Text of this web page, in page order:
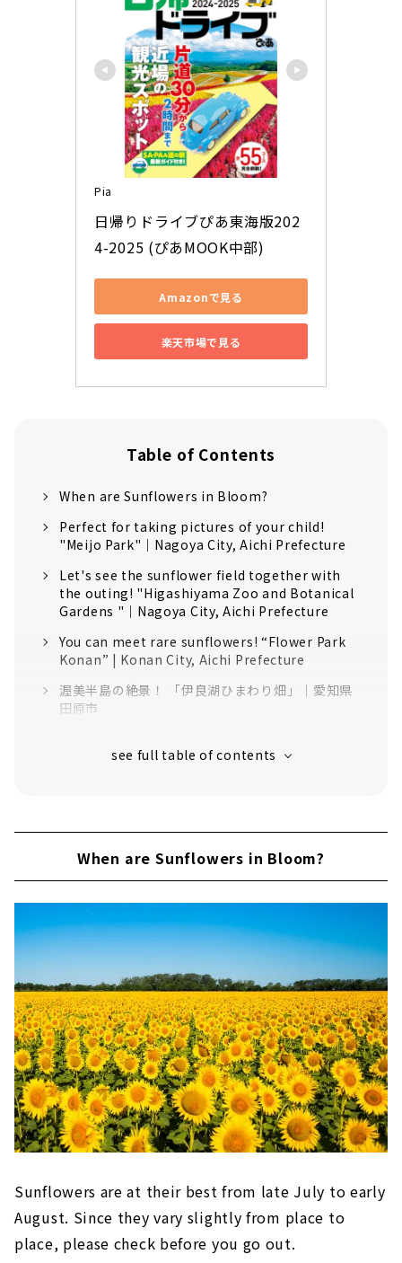
Pia
日帰りドライブぴあ東海版202
4-2025 (ぴあMOOK中部)
Amazonで見る
楽天市場で見る
Table of Contents
When are Sunflowers in Bloom?
Perfect for taking pictures of your child!
"Meijo Park"｜Nagoya City, Aichi Prefecture
Let's see the sunflower field together with
the outing! "Higashiyama Zoo and Botanical
Gardens "｜Nagoya City, Aichi Prefecture
You can meet rare sunflowers! “Flower Park
Konan” | Konan City, Aichi Prefecture
渥美半島の絶景！ 「伊良湖ひまわり畑」｜愛知県
田原市
"Aichi Ranch"｜Nisshin City, Aichi Prefecture
100,000 gorgeous flowers blooming |
Inazawa City, Aichi Prefecture
sunflowers bloom｜Ogaki City, Gifu
Prefecture
Photogenic sunflower field "Suhara
Himawari no Sato"｜Mino City, Gifu
Prefecture
Aspia Tamaki "Agri Sunflower Field" | Tamaki
Town, Watarai District, Mie Prefecture
Sunflower field open to the public for free
Sunflower field at "Shima City Tourist
Farm"｜Shima City, Mie Prefecture
tranquil mountainous area along the Nagara
River | Kameyama City, Mie Prefecture
"Hamanako Garden Park" where 50,000
sunflowers bloom | Hamamatsu City,
When are Sunflowers in Bloom?
Sunflowers are at their best from late July to early
August. Since they vary slightly from place to
place, please check before you go out.